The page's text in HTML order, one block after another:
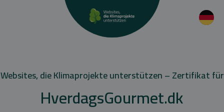
Websites, die Klimaprojekte unterstützen – Zertifikat für
HverdagsGourmet.dk